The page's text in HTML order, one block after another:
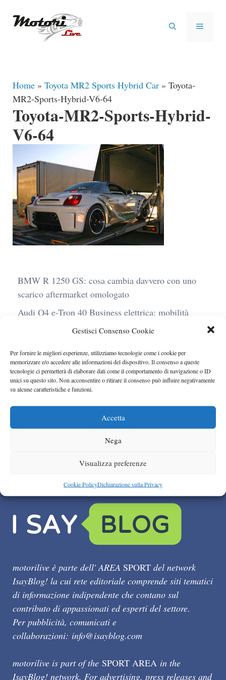
Gestisci Consenso Cookie
Per fornire le migliori esperienze, utilizziamo tecnologie come i cookie per
memorizzare e/o accedere alle informazioni del dispositivo. Il consenso a queste
tecnologie ci permetterà di elaborare dati come il comportamento di navigazione o ID
unici su questo sito. Non acconsentire o ritirare il consenso può influire negativamente
su alcune caratteristiche e funzioni.
Accetta
Nega
Visualizza preferenze
Cookie PolicyDichiarazione sulla Privacy
MENU
Home » Toyota MR2 Sports Hybrid Car » Toyota-
MR2-Sports-Hybrid-V6-64
Toyota-MR2-Sports-Hybrid-
V6-64
BMW R 1250 GS: cosa cambia davvero con uno
scarico aftermarket omologato
Audi Q4 e-Tron 40 Business elettrica: mobilità
sostenibile, stile, anche con noleggio a lungo
Ufficiale l’arrivo degli stop lampeggianti
obbligatori in Italia
Le caratteristiche del motore Turbo 100 di
Peugeot
Auto a noleggio in aeroporto: gli extra che non ti
aspetti al momento del ritiro
motorilive è parte dell' AREA SPORT del network
IsayBlog! la cui rete editoriale comprende siti tematici
di informazione indipendente che contano sul
contributo di appassionati ed esperti del settore.
Per pubblicità, comunicati e
collaborazioni: info@isayblog.com
motorilive is part of the SPORT AREA in the
IsayBlog! network. For advertising, press releases and